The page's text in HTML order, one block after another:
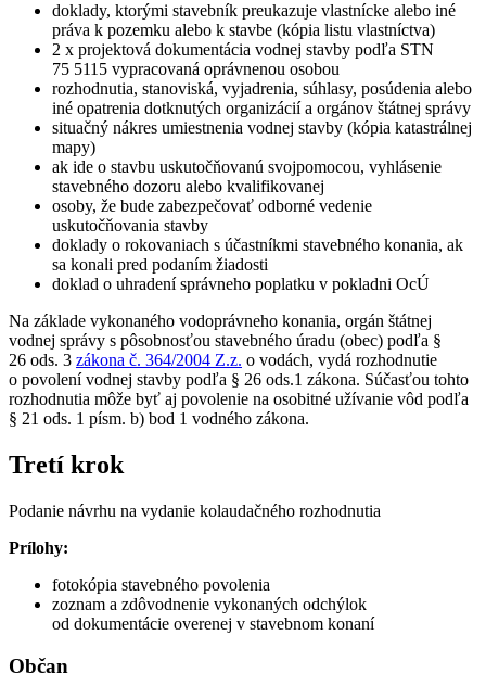
doklady, ktorými stavebník preukazuje vlastnícke alebo iné
práva k pozemku alebo k stavbe (kópia listu vlastníctva)
2 x projektová dokumentácia vodnej stavby podľa STN
75 5115 vypracovaná oprávnenou osobou
rozhodnutia, stanoviská, vyjadrenia, súhlasy, posúdenia alebo
iné opatrenia dotknutých organizácií a orgánov štátnej správy
situačný nákres umiestnenia vodnej stavby (kópia katastrálnej
mapy)
ak ide o stavbu uskutočňovanú svojpomocou, vyhlásenie
stavebného dozoru alebo kvalifikovanej
osoby, že bude zabezpečovať odborné vedenie
uskutočňovania stavby
doklady o rokovaniach s účastníkmi stavebného konania, ak
sa konali pred podaním žiadosti
doklad o uhradení správneho poplatku v pokladni OcÚ
Na základe vykonaného vodoprávneho konania, orgán štátnej
vodnej správy s pôsobnosťou stavebného úradu (obec) podľa §
26 ods. 3 zákona č. 364/2004 Z.z. o vodách, vydá rozhodnutie
o povolení vodnej stavby podľa § 26 ods.1 zákona. Súčasťou tohto
rozhodnutia môže byť aj povolenie na osobitné užívanie vôd podľa
§ 21 ods. 1 písm. b) bod 1 vodného zákona.
Tretí krok
Podanie návrhu na vydanie kolaudačného rozhodnutia
Prílohy:
fotokópia stavebného povolenia
zoznam a zdôvodnenie vykonaných odchýlok
od dokumentácie overenej v stavebnom konaní
Občan